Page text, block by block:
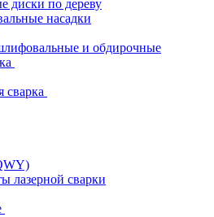
диски по дереву
насадки
и обдирочные
сварка
лазерной сварки